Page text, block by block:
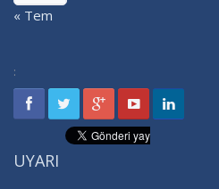
« Tem
:
UYARI